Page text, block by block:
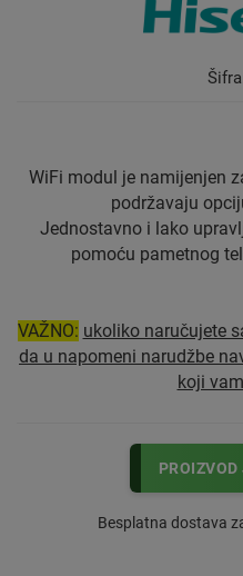
WiFi modul je namijenjen
podržavaju
Jednostavno i lako
pomoću pametnog
VAŽNO: ukoliko naručujete
da u napomeni narudžbe
koji
PROIZVOD
Besplatna dostava